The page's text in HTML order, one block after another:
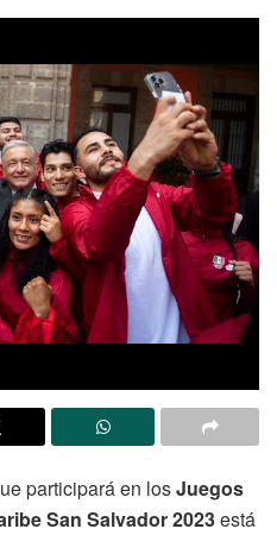
participará en losJuegos
San Salvador 2023está